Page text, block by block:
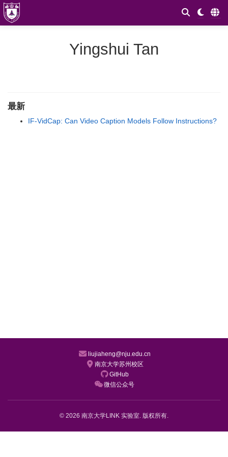
Yingshui Tan
最新
IF-VidCap: Can Video Caption Models Follow Instructions?
liujiaheng@nju.edu.cn
南京大学苏州校区
GitHub
微信公众号
© 2026 南京大学LINK 实验室. 版权所有.